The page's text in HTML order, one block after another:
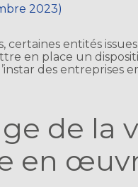
2023)
entités
en place un
des entreprises
de la
en